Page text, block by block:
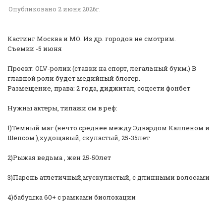
Опубликовано 2 июня 2026г.
Кастинг Москва и МО. Из др. городов не смотрим.
Съемки -5 июня
Проект: OLV-ролик (ставки на спорт, легальный букм.) В
главной роли будет медийный блогер.
Размещение, права: 2 года, диджитал, соцсети фонбет
Нужны актеры, типажи см в реф:
1)Темный маг (нечто среднее между Эдвардом Калленом и
Шепсом ),худощавый, скуластый, 25-35лет
2)Рыжая ведьма , жен 25-50лет
3)Парень атлетичный,мускулистый, с длинными волосами
4)бабушка 60+ с рамками биолокации